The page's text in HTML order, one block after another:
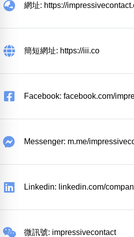
網址: https://
簡短網址: https://iii.co
Facebook: facebook.com/
Messenger: m.me/
Linkedin: linkedin.com/
微訊號: impressivecontact